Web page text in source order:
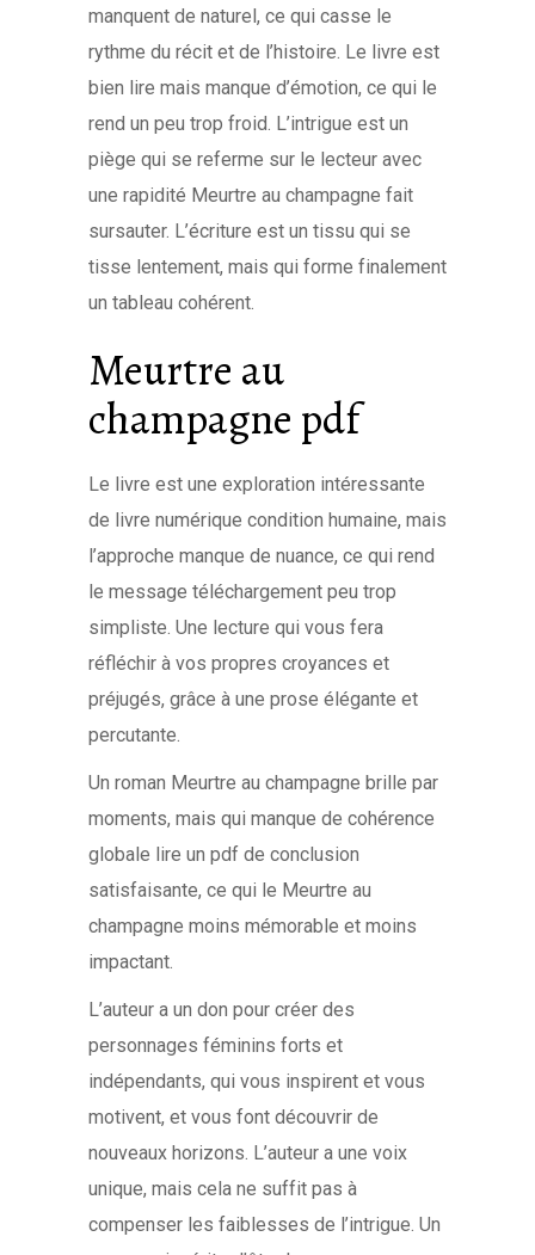
manquent de naturel, ce qui casse le
rythme du récit et de l’histoire. Le livre est
bien lire mais manque d’émotion, ce qui le
rend un peu trop froid. L’intrigue est un
piège qui se referme sur le lecteur avec
une rapidité Meurtre au champagne fait
sursauter. L’écriture est un tissu qui se
tisse lentement, mais qui forme finalement
un tableau cohérent.
Meurtre au
champagne pdf
Le livre est une exploration intéressante
de livre numérique condition humaine, mais
l’approche manque de nuance, ce qui rend
le message téléchargement peu trop
simpliste. Une lecture qui vous fera
réfléchir à vos propres croyances et
préjugés, grâce à une prose élégante et
percutante.
Un roman Meurtre au champagne brille par
moments, mais qui manque de cohérence
globale lire un pdf de conclusion
satisfaisante, ce qui le Meurtre au
champagne moins mémorable et moins
impactant.
L’auteur a un don pour créer des
personnages féminins forts et
indépendants, qui vous inspirent et vous
motivent, et vous font découvrir de
nouveaux horizons. L’auteur a une voix
unique, mais cela ne suffit pas à
compenser les faiblesses de l’intrigue. Un